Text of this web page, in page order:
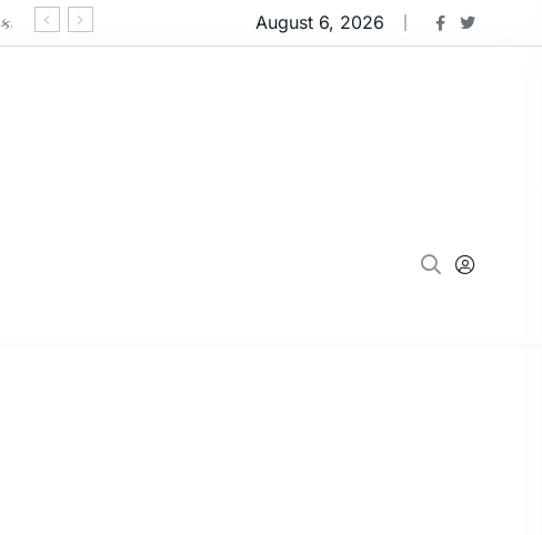
‘ઓપરેશન મ્યુલ હંટ 2.0’:નવસારીમાં 91 કરોડના
August 6, 2026